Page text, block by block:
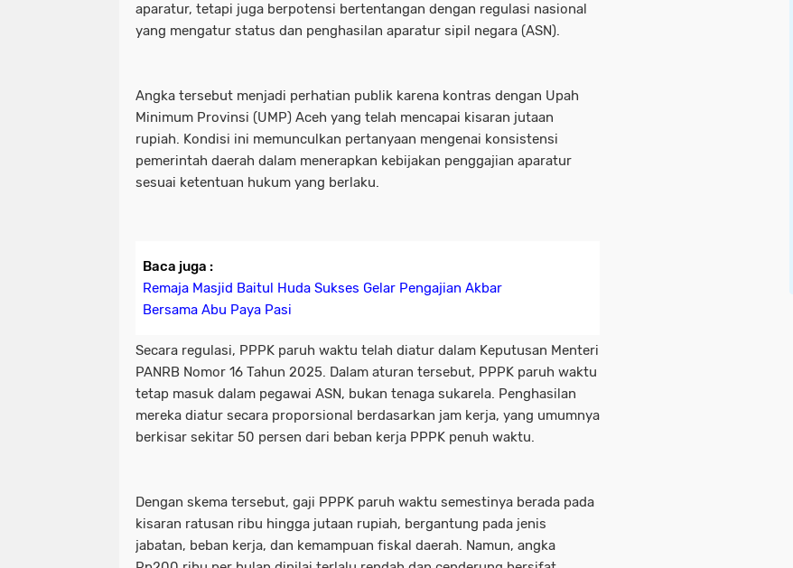
aparatur, tetapi juga berpotensi bertentangan dengan regulasi nasional
yang mengatur status dan penghasilan aparatur sipil negara (ASN).
Angka tersebut menjadi perhatian publik karena kontras dengan Upah
Minimum Provinsi (UMP) Aceh yang telah mencapai kisaran jutaan
rupiah. Kondisi ini memunculkan pertanyaan mengenai konsistensi
pemerintah daerah dalam menerapkan kebijakan penggajian aparatur
sesuai ketentuan hukum yang berlaku.
Baca juga :
Remaja Masjid Baitul Huda Sukses Gelar Pengajian Akbar
Bersama Abu Paya Pasi
Secara regulasi, PPPK paruh waktu telah diatur dalam Keputusan Menteri
PANRB Nomor 16 Tahun 2025. Dalam aturan tersebut, PPPK paruh waktu
tetap masuk dalam pegawai ASN, bukan tenaga sukarela. Penghasilan
mereka diatur secara proporsional berdasarkan jam kerja, yang umumnya
berkisar sekitar 50 persen dari beban kerja PPPK penuh waktu.
Dengan skema tersebut, gaji PPPK paruh waktu semestinya berada pada
kisaran ratusan ribu hingga jutaan rupiah, bergantung pada jenis
jabatan, beban kerja, dan kemampuan fiskal daerah. Namun, angka